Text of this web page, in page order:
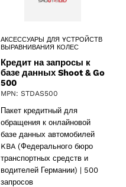
АКСЕССУАРЫ ДЛЯ YСТРОЙСТВ
ВЫРАВНИВАНИЯ КОЛЕС
Кредит на запросы к
базе данных Shoot & Go
500
MPN: STDAS500
Пакет кредитный для
обращения к онлайновой
базе данных автомобилей
KBA (Федерального бюро
транспортных средств и
водителей Германии) | 500
запросов